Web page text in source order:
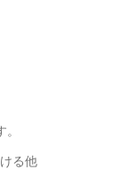
る他